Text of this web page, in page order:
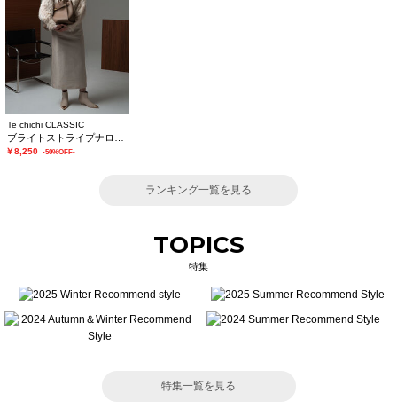
Te chichi CLASSIC
￥8,250 -50%OFF-
ランキング一覧を見る
TOPICS
特集
特集一覧を見る